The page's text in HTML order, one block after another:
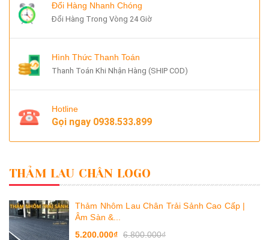
Đổi Hàng Nhanh Chóng
Đổi Hàng Trong Vòng 24 Giờ
Hình Thức Thanh Toán
Thanh Toán Khi Nhận Hàng (SHIP COD)
Hotline
Gọi ngay 0938.533.899
THẢM LAU CHÂN LOGO
Thảm Nhôm Lau Chân Trải Sảnh Cao Cấp |
Âm Sàn &...
5.200.000₫ 6.800.000₫